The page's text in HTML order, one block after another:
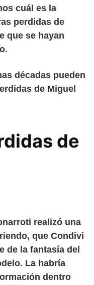
cuál es la
perdidas de
que se hayan
décadas pueden
de Miguel
de
realizó una
que Condivi
de la fantasía del
La habría
dentro